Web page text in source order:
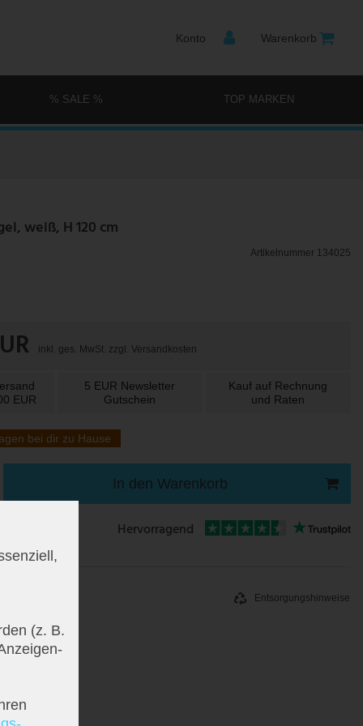
Konto Warenkorb
% SALE % TOP MARKEN
weiß, H 120 cm
Artikelnummer 134025
inkl. ges. MwSt. zzgl. Versandkosten
EUR
5 EUR Newsletter
Gutschein
Kauf auf Rechnung
und Raten
bei dir zu Hause
In den Warenkorb
Hervorragend
Entsorgungshinweise
(z. B.